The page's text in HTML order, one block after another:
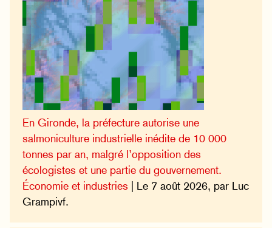
En Gironde, la préfecture autorise une
salmoniculture industrielle inédite de 10 000
tonnes par an, malgré l’opposition des
écologistes et une partie du gouvernement.
Économie et industries | Le 7 août 2026, par Luc
Grampivf.